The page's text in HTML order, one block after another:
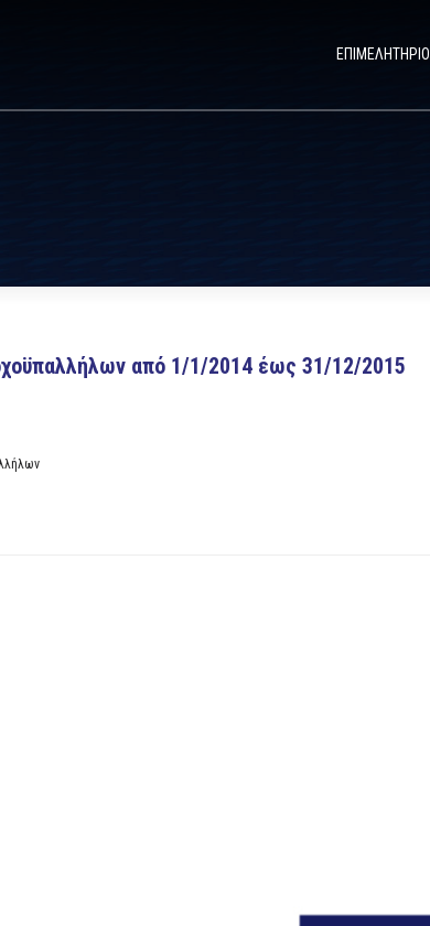
ΕΠΙΜΕΛΗΤΗΡΙΟ
από 1/1/2014 έως 31/12/2015